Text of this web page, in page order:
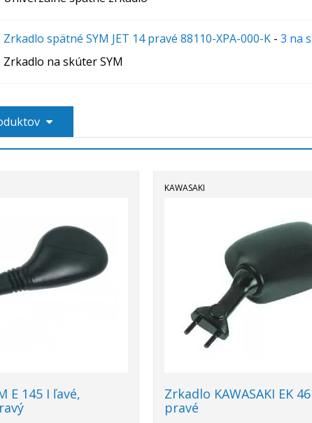
Zrkadlo spätné SYM JET 14 pravé 88110-XPA-000-K- 3 na
Zrkadlo na skúter SYM
E 145 I ľavé,
KAWASAKI
Zrkadlo KAWASAKI EK
pravé